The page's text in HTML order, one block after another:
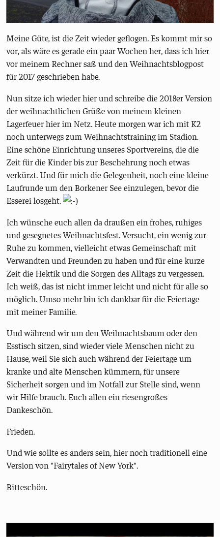
Meine Güte, ist die Zeit wieder geflogen. Es kommt mir so
vor, als wäre es gerade ein paar Wochen her, dass ich hier
vor meinem Rechner saß und den Weihnachtsblogpost
für 2017 geschrieben habe.
Nun sitze ich wieder hier und schreibe die 2018er Version
der weihnachtlichen Grüße von meinem kleinen
Lagerfeuer hier im Netz. Heute morgen war ich mit K2
noch unterwegs zum Weihnachtstraining im Stadion.
Eine schöne Einrichtung unseres Sportvereins, die die
Zeit für die Kinder bis zur Beschehrung noch etwas
verkürzt. Und für mich die Gelegenheit, noch eine kleine
Laufrunde um den Borkener See einzulegen, bevor die
Esserei losgeht.
Ich wünsche euch allen da draußen ein frohes, ruhiges
und gesegnetes Weihnachtsfest. Versucht, ein wenig zur
Ruhe zu kommen, vielleicht etwas Gemeinschaft mit
Verwandten und Freunden zu haben und für eine kurze
Zeit die Hektik und die Sorgen des Alltags zu vergessen.
Ich weiß, das ist nicht immer leicht und nicht für alle so
möglich. Umso mehr bin ich dankbar für die Feiertage
mit meiner Familie.
Und während wir um den Weihnachtsbaum oder den
Esstisch sitzen, sind wieder viele Menschen nicht zu
Hause, weil Sie sich auch während der Feiertage um
kranke und alte Menschen kümmern, für unsere
Sicherheit sorgen und im Notfall zur Stelle sind, wenn
wir Hilfe brauch. Euch allen ein riesengroßes
Dankeschön.
Frieden.
Und wie sollte es anders sein, hier noch traditionell eine
Version von "Fairytales of New York".
Bitteschön.